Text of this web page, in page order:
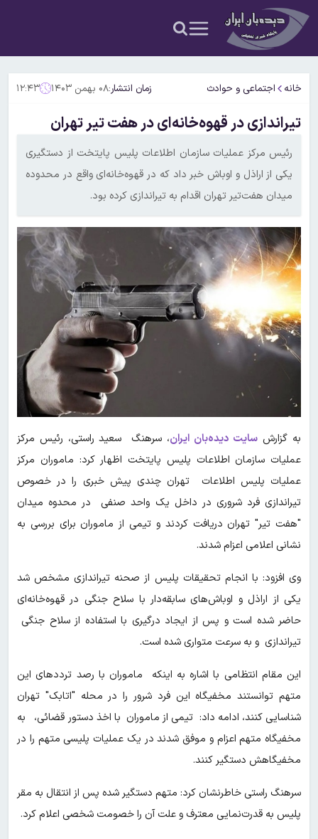
خانه اجتماعی و حوادث زمان انتشار:۰۸ بهمن ۱۴۰۳ ۱۲:۴۳
تیراندازی در قهوه‌خانه‌ای در هفت تیر تهران
رئیس مرکز عملیات سازمان اطلاعات پلیس پایتخت از دستگیری
یکی از اراذل و اوباش خبر داد که در قهوه‌خانه‌ای واقع در محدوده
میدان هفت‌تیر تهران اقدام به تیراندازی کرده بود.
به گزارش سایت دیده‌بان ایران، سرهنگ سعید راستی، رئیس مرکز
عملیات سازمان اطلاعات پلیس پایتخت اظهار کرد: ماموران مرکز
عملیات پلیس اطلاعات تهران چندی پیش خبری را در خصوص
تیراندازی فرد شروری در داخل یک واحد صنفی در محدوه میدان
"هفت تیر" تهران دریافت کردند و تیمی از ماموران برای بررسی به
نشانی اعلامی اعزام شدند.
وی افزود: با انجام تحقیقات پلیس از صحنه تیراندازی مشخص شد
یکی از اراذل و اوباش‌های سابقه‌دار با سلاح جنگی در قهوه‌خانه‌ای
حاضر شده است و پس از ایجاد درگیری با استفاده از سلاح جنگی
تیراندازی و به سرعت متواری شده است.
این مقام انتظامی با اشاره به اینکه ماموران با رصد تردد‌های این
متهم توانستند مخفیگاه این فرد شرور را در محله "اتابک" تهران
شناسایی کنند، ادامه داد: تیمی از ماموران با اخذ دستور قضائی، به
مخفیگاه متهم اعزام و موفق شدند در یک عملیات پلیسی متهم را در
مخفیگاهش دستگیر کنند.
سرهنگ راستی خاطرنشان کرد: متهم دستگیر شده پس از انتقال به مقر
پلیس به قدرت‌نمایی معترف و علت آن را خصومت شخصی اعلام کرد.